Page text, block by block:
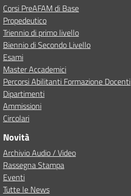
Corsi PreAFAM di Base
Propedeutico
Triennio di primo livello
Biennio di Secondo Livello
Esami
Master Accademici
Percorsi Abilitanti Formazione Docenti
Dipartimenti
Ammissioni
Circolari
Novità
Archivio Audio / Video
Rassegna Stampa
Eventi
Tutte le News